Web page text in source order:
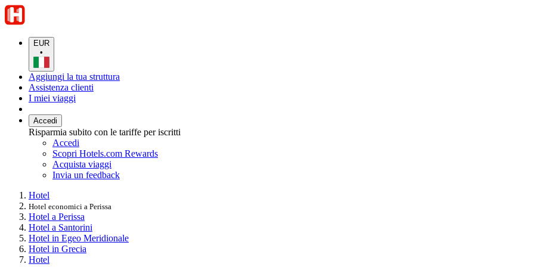
EUR
•
Aggiungi la tua struttura
Assistenza clienti
I miei viaggi
Accedi
Risparmia subito con le tariffe per iscritti
Accedi
Scopri Hotels.com Rewards
Acquista viaggi
Invia un feedback
Hotel
Hotel economici a Perissa
Hotel a Perissa
Hotel a Santorini
Hotel in Egeo Meridionale
Hotel in Grecia
Hotel